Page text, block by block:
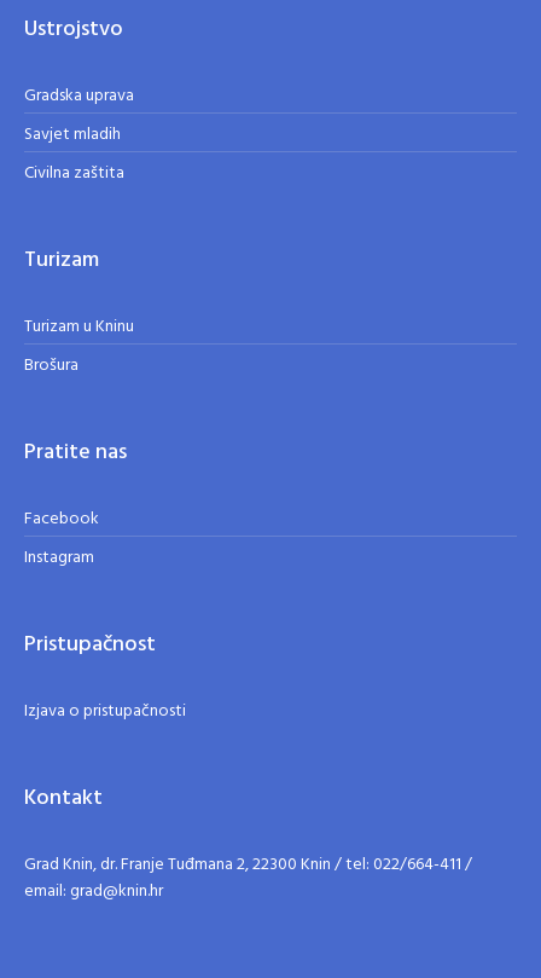
Ustrojstvo
Gradska uprava
Savjet mladih
Civilna zaštita
Turizam
Turizam u Kninu
Brošura
Pratite nas
Facebook
Instagram
Pristupačnost
Izjava o pristupačnosti
Kontakt
Grad Knin, dr. Franje Tuđmana 2, 22300 Knin / tel: 022/664-411 /
email: grad@knin.hr